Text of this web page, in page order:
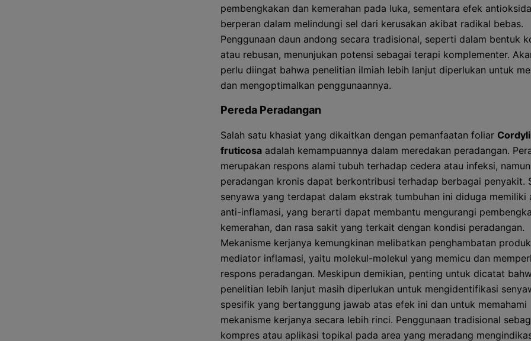
pembengkakan dan kemerahan pada luka, sementara efek
berperan dalam melindungi sel dari kerusakan akibat radikal bebas.
Penggunaan daun andong secara tradisional, seperti dalam bentuk
atau rebusan, menunjukan potensi sebagai terapi komplementer.
perlu diingat bahwa penelitian ilmiah lebih lanjut diperlukan untuk
dan mengoptimalkan penggunaannya.
Pereda Peradangan
Salah satu khasiat yang dikaitkan dengan pemanfaatan foliar
fruticosa adalah kemampuannya dalam meredakan peradangan.
merupakan respons alami tubuh terhadap cedera atau infeksi, namun
peradangan kronis dapat berkontribusi terhadap berbagai penyakit.
senyawa yang terdapat dalam ekstrak tumbuhan ini diduga memiliki
anti-inflamasi, yang berarti dapat membantu mengurangi
kemerahan, dan rasa sakit yang terkait dengan kondisi peradangan.
Mekanisme kerjanya kemungkinan melibatkan penghambatan
mediator inflamasi, yaitu molekul-molekul yang memicu dan
respons peradangan. Meskipun demikian, penting untuk dicatat
penelitian lebih lanjut masih diperlukan untuk mengidentifikasi
spesifik yang bertanggung jawab atas efek ini dan untuk memahami
mekanisme kerjanya secara lebih rinci. Penggunaan tradisional
kompres atau aplikasi topikal pada area yang meradang